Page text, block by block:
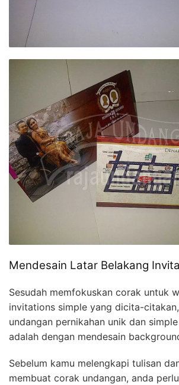
Mendesain Latar Belakang
Sesudah memfokuskan corak untuk
invitations simple yang dicita-
undangan pernikahan unik dan
adalah dengan mendesain
Sebelum kamu melengkapi tulisan
membuat corak undangan, anda